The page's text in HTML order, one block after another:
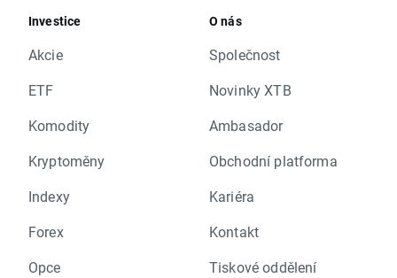
Investice
Akcie
ETF
Komodity
Kryptoměny
Indexy
Forex
Opce
O nás
Společnost
Novinky XTB
Ambasador
Obchodní platforma
Kariéra
Kontakt
Tiskové oddělení